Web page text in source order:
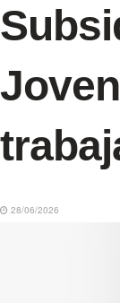
28/06/2026